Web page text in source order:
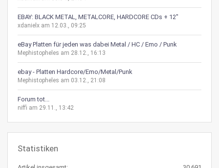
EBAY: BLACK METAL, METALCORE, HARDCORE CDs + 12"
xdanielx am 12.03., 09:25
eBay Platten für jeden was dabei Metal / HC / Emo / Punk
Mephistopheles am 28.12., 16:13
ebay - Platten Hardcore/Emo/Metal/Punk
Mephistopheles am 03.12., 21:08
Forum tot...
niffi am 29.11., 13:42
Statistiken